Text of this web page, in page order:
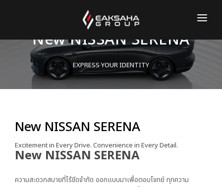
หน้าแรก
รถยนต์
New NISSAN SERENA
EXPRESS YOUR IDENTITY
New NISSAN SERENA
Excitement in Every Drive. Convenience in Every Detail.
New NISSAN SERENA
ความสะดวกสบายที่ไร้ขีดจำกัด ออกแบบมาเพื่อตอบโจทย์ ทุกความ